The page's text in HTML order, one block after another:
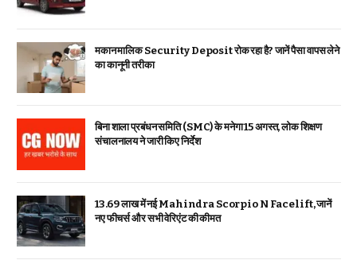
मकान मालिक Security Deposit रोक रहा है? जानें पैसा वापस लेने
का कानूनी तरीका
बिना शाला प्रबंधन समिति (SMC) के मनेगा 15 अगस्त, लोक शिक्षण
संचालनालय ने जारी किए निर्देश
₹13.69 लाख में नई Mahindra Scorpio N Facelift, जानें
नए फीचर्स और सभी वेरिएंट की कीमत